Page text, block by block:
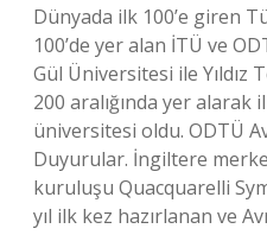
Dünyada ilk 100’e giren
100’de yer alan İTÜ ve
Gül Üniversitesi ile Yıldız
200 aralığında yer
üniversitesi oldu. ODTÜ
Duyurular. İngiltere
kuruluşu Quacquarelli
yıl ilk kez hazırlanan ve